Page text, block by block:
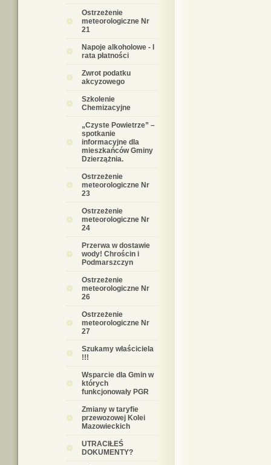
Ostrzeżenie
meteorologiczne Nr
21
Napoje alkoholowe - I
rata płatności
Zwrot podatku
akcyzowego
Szkolenie
Chemizacyjne
„Czyste Powietrze” –
spotkanie
informacyjne dla
mieszkańców Gminy
Dzierzążnia.
Ostrzeżenie
meteorologiczne Nr
23
Ostrzeżenie
meteorologiczne Nr
24
Przerwa w dostawie
wody! Chrościn i
Podmarszczyn
Ostrzeżenie
meteorologiczne Nr
26
Ostrzeżenie
meteorologiczne Nr
27
Szukamy właściciela
!!!
Wsparcie dla Gmin w
których
funkcjonowały PGR
Zmiany w taryfie
przewozowej Kolei
Mazowieckich
UTRACIŁEŚ
DOKUMENTY?